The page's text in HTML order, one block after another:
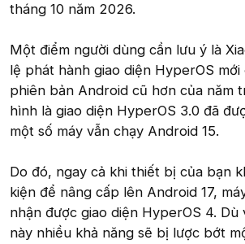
tháng 10 năm 2026.
Một điểm người dùng cần lưu ý là
lệ phát hành giao diện HyperOS
phiên bản Android cũ hơn của năm
hình là giao diện HyperOS 3.0 đã
một số máy vẫn chạy Android 15.
Do đó, ngay cả khi thiết bị của bạn
kiện để nâng cấp lên Android 17,
nhận được giao diện HyperOS 4. Dù
này nhiều khả năng sẽ bị lược bớt